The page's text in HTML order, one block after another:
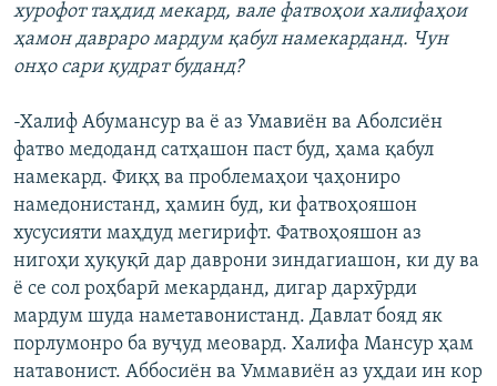
хурофот таҳдид мекард, вале фатвоҳои халифаҳои
ҳамон давраро мардум қабул намекарданд. Чун
онҳо сари қудрат буданд?
-Халиф Абумансур ва ё аз Умавиён ва Аболсиён
фатво медоданд сатҳашон паст буд, ҳама қабул
намекард. Фиқҳ ва проблемаҳои ҷаҳониро
намедонистанд, ҳамин буд, ки фатвоҳояшон
хусусияти маҳдуд мегирифт. Фатвоҳояшон аз
нигоҳи ҳуқуқӣ дар даврони зиндагиашон, ки ду ва
ё се сол роҳбарӣ мекарданд, дигар дархӯрди
мардум шуда наметавонистанд. Давлат бояд як
порлумонро ба вуҷуд меовард. Халифа Мансур ҳам
натавонист. Аббосиён ва Уммавиён аз уҳдаи ин кор